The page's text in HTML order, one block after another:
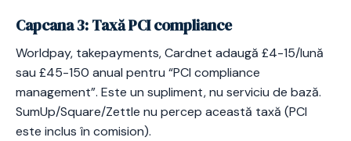
Capcana 3: Taxă PCI compliance
Worldpay, takepayments, Cardnet adaugă £4-15/lună
sau £45-150 anual pentru “PCI compliance
management”. Este un supliment, nu serviciu de bază.
SumUp/Square/Zettle nu percep această taxă (PCI
este inclus în comision).